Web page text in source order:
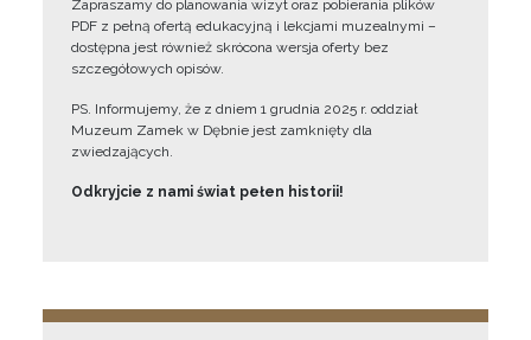
Zapraszamy do planowania wizyt oraz pobierania plików
PDF z pełną ofertą edukacyjną i lekcjami muzealnymi –
dostępna jest również skrócona wersja oferty bez
szczegółowych opisów.
PS. Informujemy, że z dniem 1 grudnia 2025 r. oddział
Muzeum Zamek w Dębnie jest zamknięty dla
zwiedzających.
Odkryjcie z nami świat pełen historii!